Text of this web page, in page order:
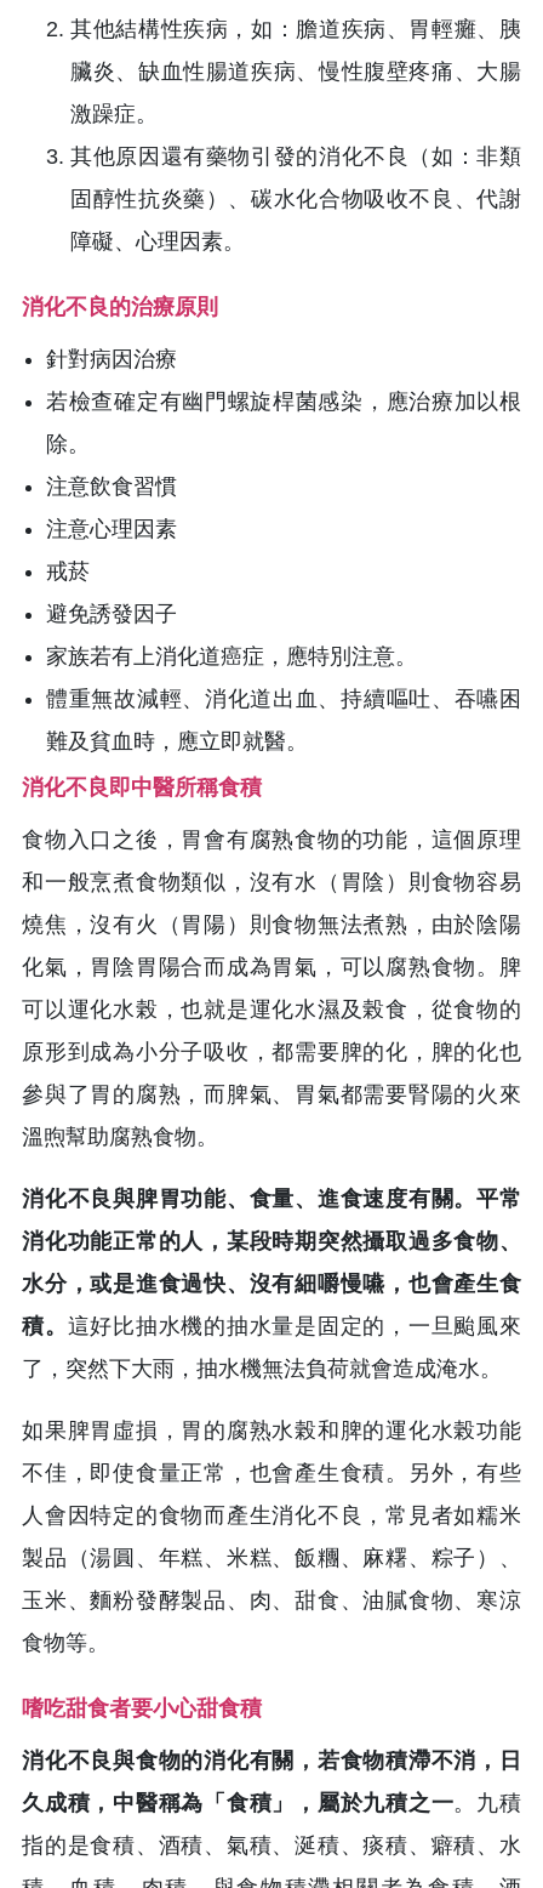
其他結構性疾病，如：膽道疾病、胃輕癱、胰
臟炎、缺血性腸道疾病、慢性腹壁疼痛、大腸
激躁症。
其他原因還有藥物引發的消化不良（如：非類
固醇性抗炎藥）、碳水化合物吸收不良、代謝
障礙、心理因素。
消化不良的治療原則
針對病因治療
若檢查確定有幽門螺旋桿菌感染，應治療加以根
除。
注意飲食習慣
注意心理因素
戒菸
避免誘發因子
家族若有上消化道癌症，應特別注意。
體重無故減輕、消化道出血、持續嘔吐、吞嚥困
難及貧血時，應立即就醫。
消化不良即中醫所稱食積
食物入口之後，胃會有腐熟食物的功能，這個原理
和一般烹煮食物類似，沒有水（胃陰）則食物容易
燒焦，沒有火（胃陽）則食物無法煮熟，由於陰陽
化氣，胃陰胃陽合而成為胃氣，可以腐熟食物。脾
可以運化水榖，也就是運化水濕及榖食，從食物的
原形到成為小分子吸收，都需要脾的化，脾的化也
參與了胃的腐熟，而脾氣、胃氣都需要腎陽的火來
溫煦幫助腐熟食物。
消化不良與脾胃功能、食量、進食速度有關。平常
消化功能正常的人，某段時期突然攝取過多食物、
水分，或是進食過快、沒有細嚼慢嚥，也會產生食
積。 這好比抽水機的抽水量是固定的，一旦颱風來
了，突然下大雨，抽水機無法負荷就會造成淹水。
如果脾胃虛損，胃的腐熟水榖和脾的運化水榖功能
不佳，即使食量正常，也會產生食積。另外，有些
人會因特定的食物而產生消化不良，常見者如糯米
製品（湯圓、年糕、米糕、飯糰、麻糬、粽子）、
玉米、麵粉發酵製品、肉、甜食、油膩食物、寒涼
食物等。
嗜吃甜食者要小心甜食積
消化不良與食物的消化有關，若食物積滯不消，日
久成積，中醫稱為「食積」，屬於九積之一。九積
指的是食積、酒積、氣積、涎積、痰積、癖積、水